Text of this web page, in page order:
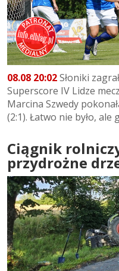
08.08 20:02Słoniki
Superscore IV Lidze
Marcina Szwedy
(2:1). Łatwo nie było, ale
Ciągnik
przydrożne